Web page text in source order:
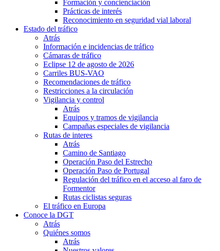
Formación y concienciación
Prácticas de interés
Reconocimiento en seguridad vial laboral
Estado del tráfico
Atrás
Información e incidencias de tráfico
Cámaras de tráfico
Eclipse 12 de agosto de 2026
Carriles BUS-VAO
Recomendaciones de tráfico
Restricciones a la circulación
Vigilancia y control
Atrás
Equipos y tramos de vigilancia
Campañas especiales de vigilancia
Rutas de interes
Atrás
Camino de Santiago
Operación Paso del Estrecho
Operación Paso de Portugal
Regulación del tráfico en el acceso al faro de
Formentor
Rutas ciclistas seguras
El tráfico en Europa
Conoce la DGT
Atrás
Quiénes somos
Atrás